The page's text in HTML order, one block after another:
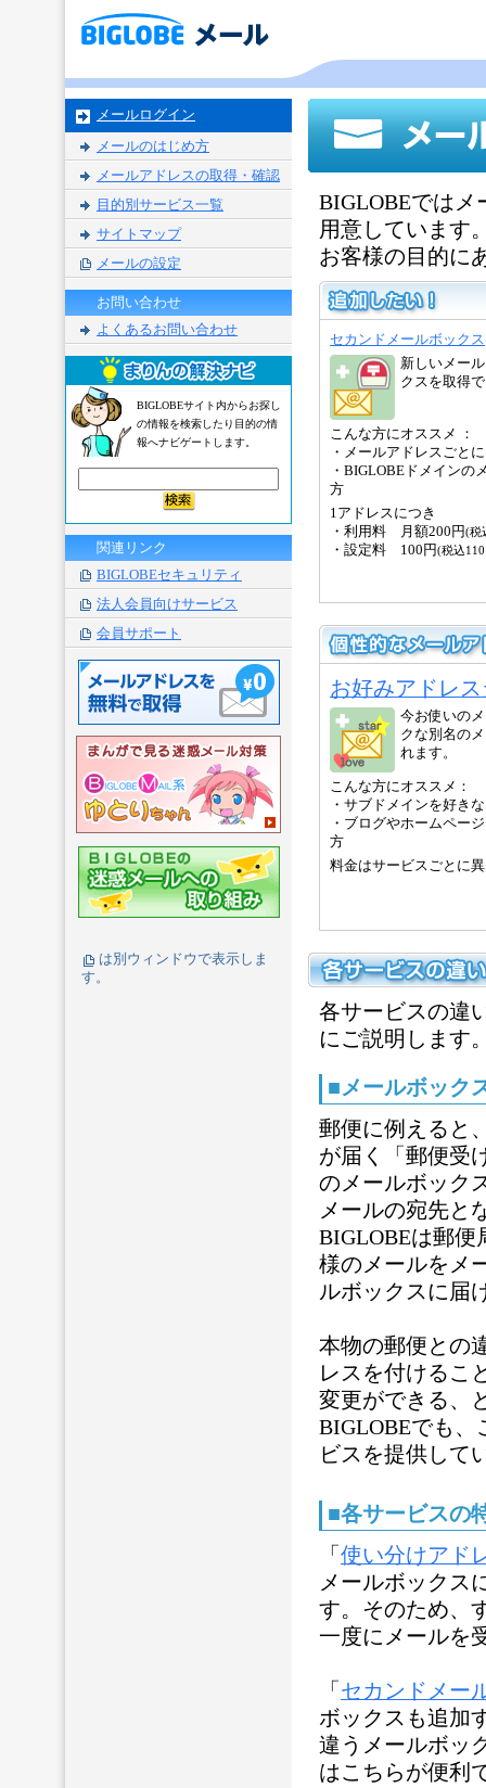
メールログイン
メールのはじめ方
メールアドレスの取得・確認
目的別サービス一覧
サイトマップ
メールの設定
お問い合わせ
よくあるお問い合わせ
BIGLOBEサイト内からお探し
の情報を検索したり目的の情
報へナビゲートします。
関連リンク
BIGLOBEセキュリティ
法人会員向けサービス
会員サポート
は別ウィンドウで表示しま
す。
BIGLOBEでは
用意しています
お客様の目的に
セカンドメールボックス
新しいメー
クスを取得
こんな方にオススメ ：
・メールアドレスごと
・BIGLOBEドメインの
方
1アドレスにつき
・利用料 月額200円(税
・設定料 100円(税込
お好みアドレ
今お使いの
クな別名の
れます。
こんな方にオススメ：
・サブドメインを好き
・ブログやホームペー
方
料金はサービスごとに
各サービスの違
にご説明します
■メールボック
郵便に例えると
が届く「郵便受
のメールボック
メールの宛先と
BIGLOBEは郵便
様のメールをメ
ルボックスに届
本物の郵便との
レスを付けるこ
変更ができる、
BIGLOBEでも
ビスを提供して
■各サービスの
「 使い分けアド
メールボックス
す。そのため、
一度にメールを
「 セカンドメー
ボックスも追加
違うメールボッ
はこちらが便利